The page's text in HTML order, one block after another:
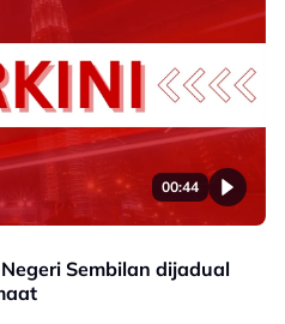
00:44
Sembilan dijadual